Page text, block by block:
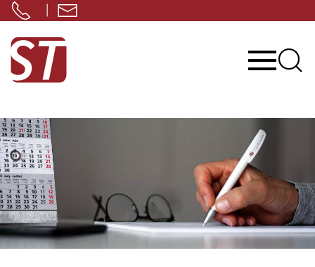
Navigation|